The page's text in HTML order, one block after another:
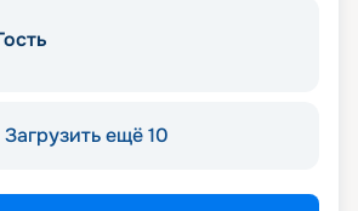
Загрузить ещё 10